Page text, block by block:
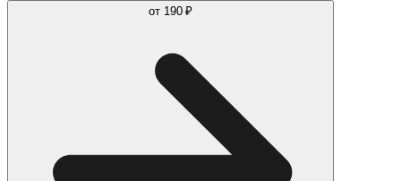
от 190 ₽